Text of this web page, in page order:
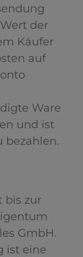
der
Käufer
auf
Ware
und ist
bezahlen.
bis zur
GmbH.
ist eine